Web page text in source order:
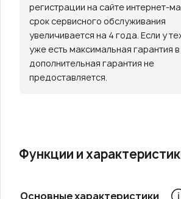
регистрации на сайте интернет-
срок сервисного обслуживания
увеличивается на 4 года. Если у
уже есть максимальная гарантия в
дополнительная гарантия не
предоставляется.
Функции и
Основные характеристики